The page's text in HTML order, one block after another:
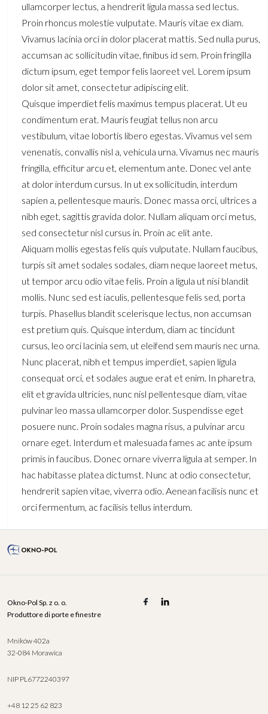
ullamcorper lectus, a hendrerit ligula massa sed lectus.
Proin rhoncus molestie vulputate. Mauris vitae ex diam.
Vivamus lacinia orci in dolor placerat mattis. Sed nulla purus,
accumsan ac sollicitudin vitae, finibus id sem. Proin fringilla
dictum ipsum, eget tempor felis laoreet vel. Lorem ipsum
dolor sit amet, consectetur adipiscing elit.
Quisque imperdiet felis maximus tempus placerat. Ut eu
condimentum erat. Mauris feugiat tellus non arcu
vestibulum, vitae lobortis libero egestas. Vivamus vel sem
venenatis, convallis nisl a, vehicula urna. Vivamus nec mauris
fringilla, efficitur arcu et, elementum ante. Donec vel ante
at dolor interdum cursus. In ut ex sollicitudin, interdum
sapien a, pellentesque mauris. Donec massa orci, ultrices a
nibh eget, sagittis gravida dolor. Nullam aliquam orci metus,
sed consectetur nisl cursus in. Proin ac elit ante.
Aliquam mollis egestas felis quis vulputate. Nullam faucibus,
turpis sit amet sodales sodales, diam neque laoreet metus,
ut tempor arcu odio vitae felis. Proin a ligula ut nisi blandit
mollis. Nunc sed est iaculis, pellentesque felis sed, porta
turpis. Phasellus blandit scelerisque lectus, non accumsan
est pretium quis. Quisque interdum, diam ac tincidunt
cursus, leo orci lacinia sem, ut eleifend sem mauris nec urna.
Nunc placerat, nibh et tempus imperdiet, sapien ligula
consequat orci, et sodales augue erat et enim. In pharetra,
elit et gravida ultricies, nunc nisl pellentesque diam, vitae
pulvinar leo massa ullamcorper dolor. Suspendisse eget
posuere nunc. Proin sodales magna risus, a pulvinar arcu
ornare eget. Interdum et malesuada fames ac ante ipsum
primis in faucibus. Donec ornare viverra ligula at semper. In
hac habitasse platea dictumst. Nunc at odio consectetur,
hendrerit sapien vitae, viverra odio. Aenean facilisis nunc et
orci fermentum, ac facilisis tellus interdum.
Okno-Pol Sp. z o. o.
Produttore di porte e finestre
Mników 402a
32-084 Morawica
NIP PL6772240397
+48 12 25 62 823